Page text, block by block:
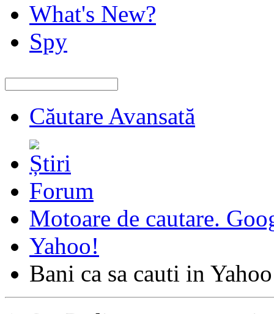
What's New?
Spy
Căutare Avansată
Forum
Motoare de cautare.
Yahoo!
Bani ca sa cauti in Yahoo